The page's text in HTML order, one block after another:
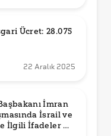
Ücret: 28.075
22 Aralık 2025
İmran
İsrail ve
İlgili İfadeler mi